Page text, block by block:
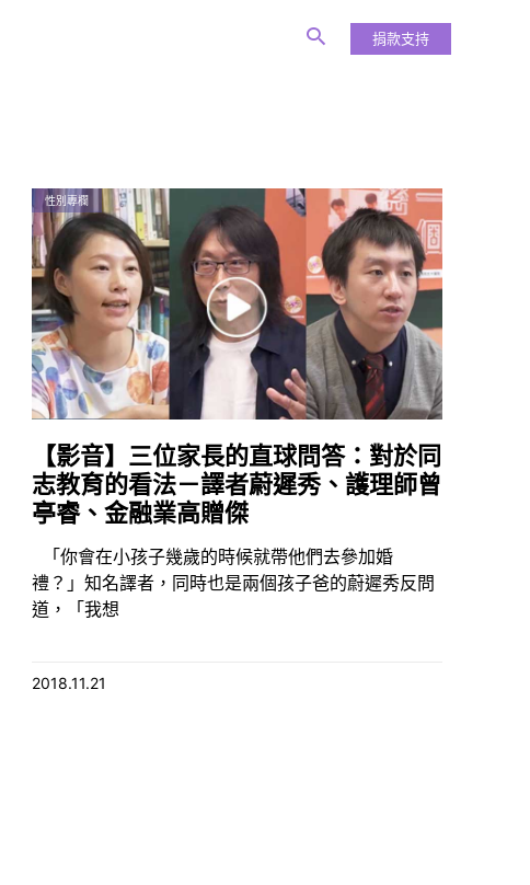
捐款支持
性別專欄
【影音】三位家長的直球問答：對於同
志教育的看法－譯者蔚遲秀、護理師曾
亭睿、金融業高贈傑
「你會在小孩子幾歲的時候就帶他們去參加婚
禮？」知名譯者，同時也是兩個孩子爸的蔚遲秀反問
道，「我想
2018.11.21